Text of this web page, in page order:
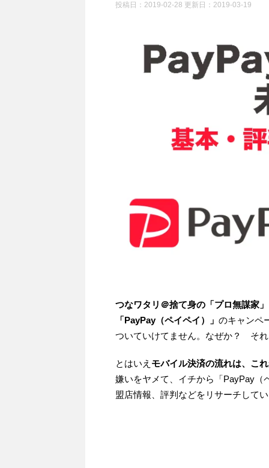
投稿日：2019-02-28 更新日： 2019-03-19
つなワタリ＠捨て身の「プロ無謀家
「PayPay（ペイペイ）」 のキャンペ
ついていけてません。なぜか？ そ
とはいえ モバイル決済の流れは、こ
嫌いをヤメて、イチから「PayPay（
盟店情報、評判などをリサーチして